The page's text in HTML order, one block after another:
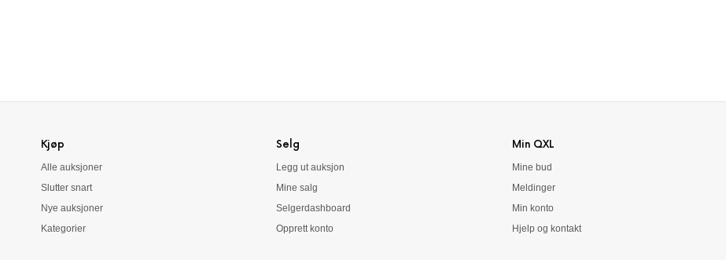
Kjøp
Alle auksjoner
Slutter snart
Nye auksjoner
Kategorier
Selg
Legg ut auksjon
Mine salg
Selgerdashboard
Opprett konto
Min QXL
Mine bud
Meldinger
Min konto
Hjelp og kontakt